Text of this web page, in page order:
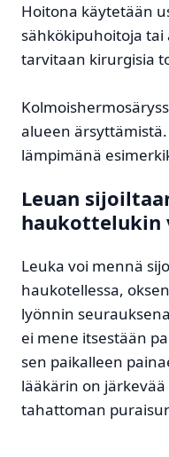
Hoitona käytetään
sähkökipuhoitoja
tarvitaan kirurgisia
alueen
lämpimänä
Leuan
haukottelukin
Leuka voi mennä
haukotellessa,
lyönnin
ei mene itsestään
sen paikalleen
lääkärin on
tahattoman